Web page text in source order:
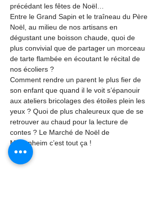
précédant les fêtes de Noël…
Entre le Grand Sapin et le traîneau du Père
Noël, au milieu de nos artisans en
dégustant une boisson chaude, quoi de
plus convivial que de partager un morceau
de tarte flambée en écoutant le récital de
nos écoliers ?
Comment rendre un parent le plus fier de
son enfant que quand il le voit s’épanouir
aux ateliers bricolages des étoiles plein les
yeux ? Quoi de plus chaleureux que de se
retrouver au chaud pour la lecture de
contes ? Le Marché de Noël de
Marlenheim c’est tout ça !